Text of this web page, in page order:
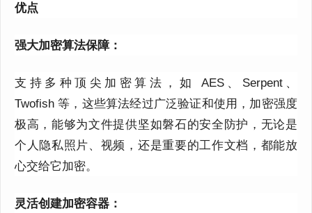
优点
强大加密算法保障：
支持多种顶尖加密算法，如 AES、 Serpent、
Twofish等，这些算法经过广泛验证和使用，加密强度
极高，能够为文件提供坚如磐石的安全防护，无论是
个人隐私照片、视频，还是重要的工作文档，都能放
心交给它加密。
灵活创建加密容器：